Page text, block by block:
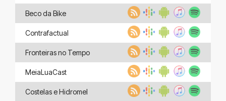
Beco da Bike
Contrafactual
Fronteiras no Tempo
MeiaLuaCast
Costelas e Hidromel